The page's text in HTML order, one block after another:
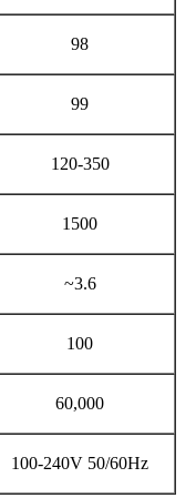
98
99
120-350
1500
~3.6
100
60,000
100-240V 50/60Hz